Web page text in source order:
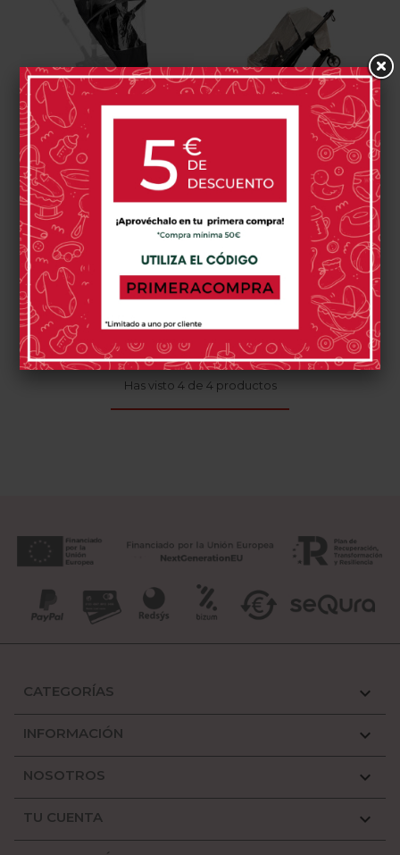
Cubierta De Lluvia De
Alta Calidad Para
Bugaboo Buffalo,
Donkey O Runner
59,95 €
Negro
2 opinión(es)
Comprar
Burbuja De Lluvia
Bugaboo Butterfly
39,95 €
0 opinión(es)
Comprar
Has visto 4 de 4 productos
CATEGORÍAS 
INFORMACIÓN 
NOSOTROS 
TU CUENTA 